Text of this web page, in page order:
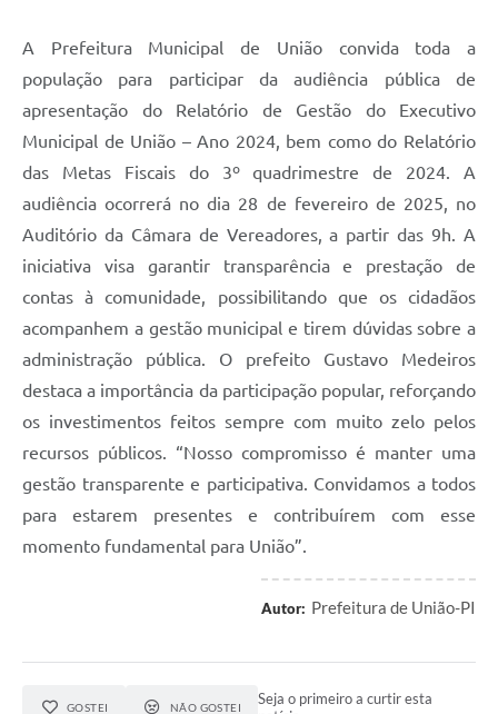
A Prefeitura Municipal de União convida toda a
população para participar da audiência pública de
apresentação do Relatório de Gestão do Executivo
Municipal de União – Ano 2024, bem como do Relatório
das Metas Fiscais do 3º quadrimestre de 2024. A
audiência ocorrerá no dia 28 de fevereiro de 2025, no
Auditório da Câmara de Vereadores, a partir das 9h. A
iniciativa visa garantir transparência e prestação de
contas à comunidade, possibilitando que os cidadãos
acompanhem a gestão municipal e tirem dúvidas sobre a
administração pública. O prefeito Gustavo Medeiros
destaca a importância da participação popular, reforçando
os investimentos feitos sempre com muito zelo pelos
recursos públicos. “Nosso compromisso é manter uma
gestão transparente e participativa. Convidamos a todos
para estarem presentes e contribuírem com esse
momento fundamental para União”.
Autor: Prefeitura de União-PI
GOSTEI NÃO GOSTEI
Seja o primeiro a curtir esta